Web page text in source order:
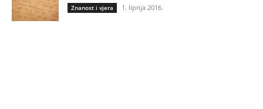
Znanost i vjera 1. lipnja 2016.